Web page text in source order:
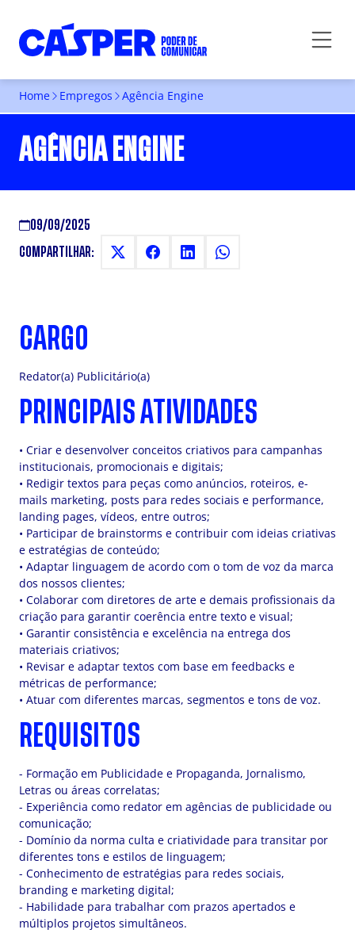
Home Empregos Agência Engine
AGÊNCIA ENGINE
09/09/2025
COMPARTILHAR:
CARGO
Redator(a) Publicitário(a)
PRINCIPAIS ATIVIDADES
• Criar e desenvolver conceitos criativos para campanhas
institucionais, promocionais e digitais;
• Redigir textos para peças como anúncios, roteiros, e-
mails marketing, posts para redes sociais e performance,
landing pages, vídeos, entre outros;
• Participar de brainstorms e contribuir com ideias criativas
e estratégias de conteúdo;
• Adaptar linguagem de acordo com o tom de voz da marca
dos nossos clientes;
• Colaborar com diretores de arte e demais profissionais da
criação para garantir coerência entre texto e visual;
• Garantir consistência e excelência na entrega dos
materiais criativos;
• Revisar e adaptar textos com base em feedbacks e
métricas de performance;
• Atuar com diferentes marcas, segmentos e tons de voz.
REQUISITOS
- Formação em Publicidade e Propaganda, Jornalismo,
Letras ou áreas correlatas;
- Experiência como redator em agências de publicidade ou
comunicação;
- Domínio da norma culta e criatividade para transitar por
diferentes tons e estilos de linguagem;
- Conhecimento de estratégias para redes sociais,
branding e marketing digital;
- Habilidade para trabalhar com prazos apertados e
múltiplos projetos simultâneos.